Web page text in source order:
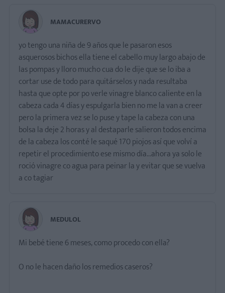
MAMACURERVO
yo tengo una niña de 9 años que le pasaron esos
asquerosos bichos ella tiene el cabello muy largo abajo de
las pompas y lloro mucho cua do le dije que se lo iba a
cortar use de todo para quitárselos y nada resultaba
hasta que opte por po verle vinagre blanco caliente en la
cabeza cada 4 días y espulgarla bien no me la van a creer
pero la primera vez se lo puse y tape la cabeza con una
bolsa la deje 2 horas y al destaparle salieron todos encima
de la cabeza los conté le saqué 170 piojos así que volví a
repetir el procedimiento ese mismo día...ahora ya solo le
roció vinagre co agua para peinar la y evitar que se vuelva
a co tagiar
MEDULOL
Mi bebé tiene 6 meses, como procedo con ella?
O no le hacen daño los remedios caseros?